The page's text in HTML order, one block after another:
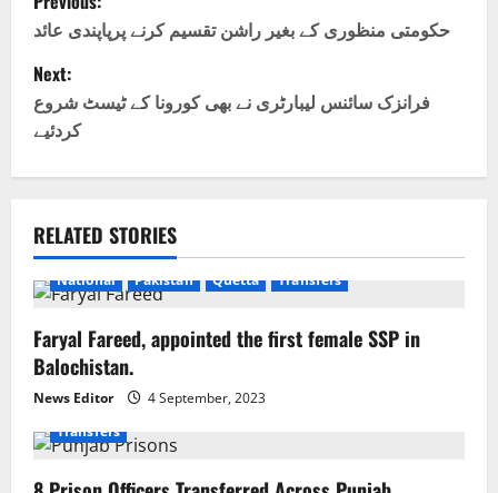
o
s
t
n
a
v
i
g
a
t
حکومتی منظوری کے بغیر راشن تقسیم کرنے پرپاپندی عائد
Next:
فرانزک سائنس لیبارٹری نے بھی کورونا کے ٹیسٹ شروع
کردئیے
RELATED STORIES
National Pakistan Quetta Transfers
Faryal Fareed, appointed the first female SSP in
Balochistan.
News Editor
4 September, 2023
Transfers